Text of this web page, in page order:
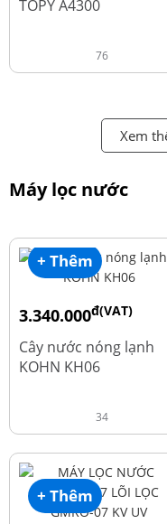
TOPY A4300
76
Xem
Máy lọc nước
+ Thêm
3.340.000đ(VAT)
4.550.000
Cây nước nóng lạnh
KOHN KH06
34
+ Thêm